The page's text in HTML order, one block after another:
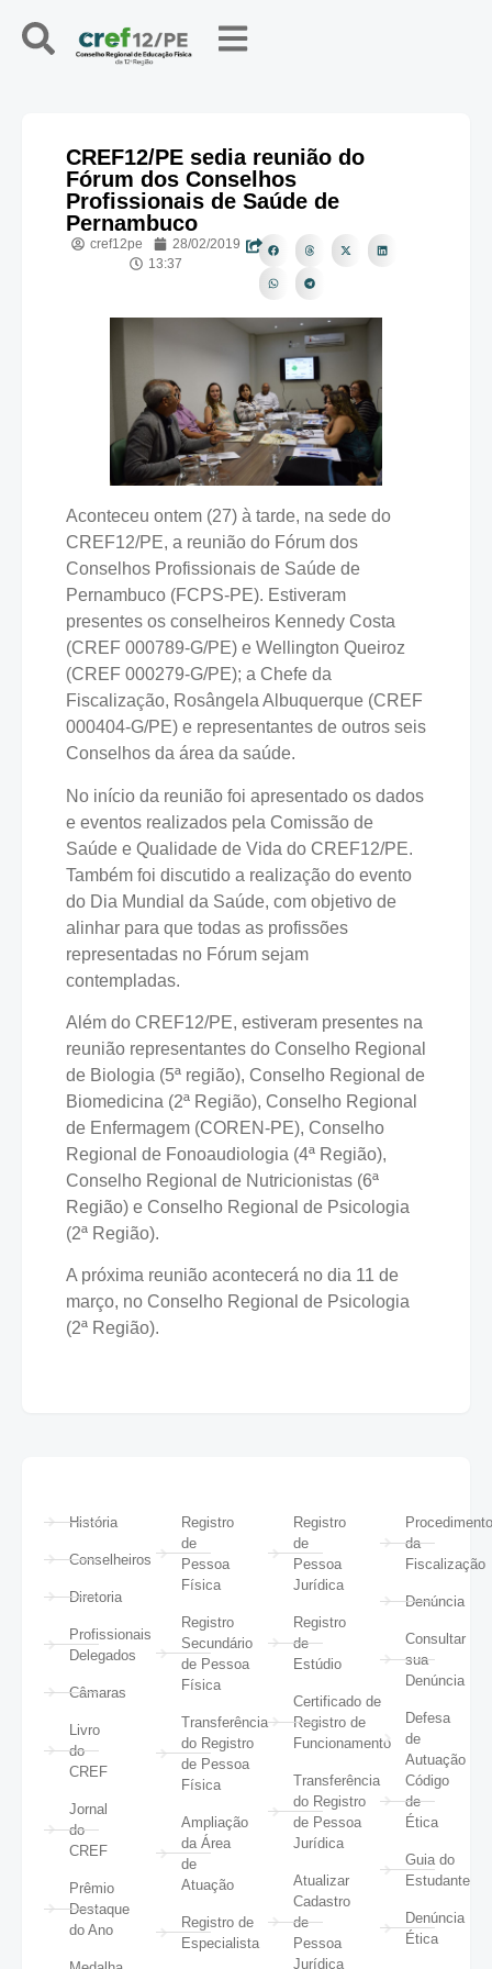
CREF12/PE sedia reunião do
Fórum dos Conselhos
Profissionais de Saúde de
Pernambuco
cref12pe
28/02/2019
13:37
Aconteceu ontem (27) à tarde, na sede do
CREF12/PE, a reunião do Fórum dos
Conselhos Profissionais de Saúde de
Pernambuco (FCPS-PE). Estiveram
presentes os conselheiros Kennedy Costa
(CREF 000789-G/PE) e Wellington Queiroz
(CREF 000279-G/PE); a Chefe da
Fiscalização, Rosângela Albuquerque (CREF
000404-G/PE) e representantes de outros seis
Conselhos da área da saúde.
No início da reunião foi apresentado os dados
e eventos realizados pela Comissão de
Saúde e Qualidade de Vida do CREF12/PE.
Também foi discutido a realização do evento
do Dia Mundial da Saúde, com objetivo de
alinhar para que todas as profissões
representadas no Fórum sejam
contempladas.
Além do CREF12/PE, estiveram presentes na
reunião representantes do Conselho Regional
de Biologia (5ª região), Conselho Regional de
Biomedicina (2ª Região), Conselho Regional
de Enfermagem (COREN-PE), Conselho
Regional de Fonoaudiologia (4ª Região),
Conselho Regional de Nutricionistas (6ª
Região) e Conselho Regional de Psicologia
(2ª Região).
A próxima reunião acontecerá no dia 11 de
março, no Conselho Regional de Psicologia
(2ª Região).
História
Conselheiros
Diretoria
Profissionais
Delegados
Câmaras
Livro
do
CREF
Jornal
do
CREF
Prêmio
Destaque
do Ano
Registro
de
Pessoa
Física
Registro
Secundário
de Pessoa
Física
Transferência
do Registro
de Pessoa
Física
Ampliação
da Área
de
Atuação
Registro de
Especialista
Registro
de
Pessoa
Jurídica
Registro
de
Estúdio
Certificado de
Registro de
Funcionamento
Transferência
do Registro
de Pessoa
Jurídica
Atualizar
Cadastro
de
Pessoa
Jurídica
da
Fiscalização
Denúncia
Consultar
sua
Denúncia
Defesa
de
Autuação
Código
de
Ética
Guia do
Estudante
Denúncia
Ética